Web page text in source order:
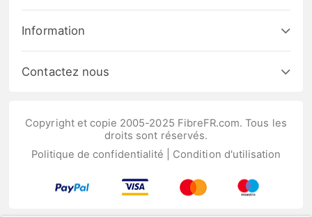
Information
Contactez nous
Copyright et copie 2005-2025 FibreFR.com. Tous les
droits sont réservés.
Politique de confidentialité
Condition d'utilisation